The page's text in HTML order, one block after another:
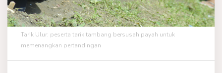
Tarik Ulur: peserta tarik tambang bersusah payah untuk
memenangkan pertandingan